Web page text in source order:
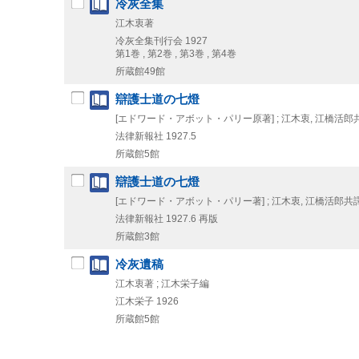
冷灰全集
江木衷著
冷灰全集刊行会 1927
第1巻 , 第2巻 , 第3巻 , 第4巻
所蔵館49館
辯護士道の七燈
[エドワード・アボット・パリー原著] ; 江木衷, 江橋活郎
法律新報社 1927.5
所蔵館5館
辯護士道の七燈
[エドワード・アボット・パリー著] ; 江木衷, 江橋活郎共
法律新報社 1927.6 再版
所蔵館3館
冷灰遺稿
江木衷著 ; 江木栄子編
江木栄子 1926
所蔵館5館